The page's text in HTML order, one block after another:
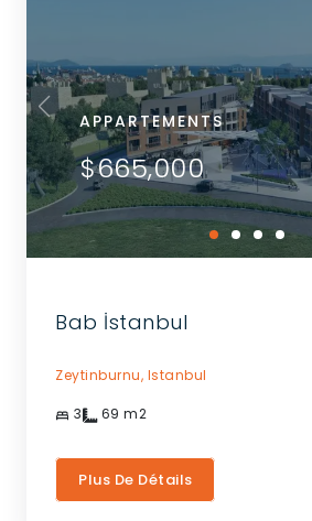
APPARTEMENTS
$665,000
Bab İstanbul
Zeytinburnu, Istanbul
3 69 m2
Plus De Détails